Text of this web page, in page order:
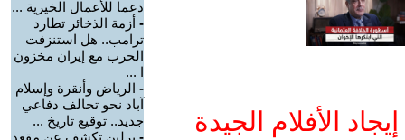
الأفلام الجيدة
دعما للأعمال الخيرية ...
- أزمة الذخائر تطارد
ترامب.. هل استنزفت
الحرب مع إيران مخزون
ا ...
- الرياض وأنقرة وإسلام
آباد نحو تحالف دفاعي
جديد.. توقيع تاريخ ...
- برلين تكشف عن مقعد